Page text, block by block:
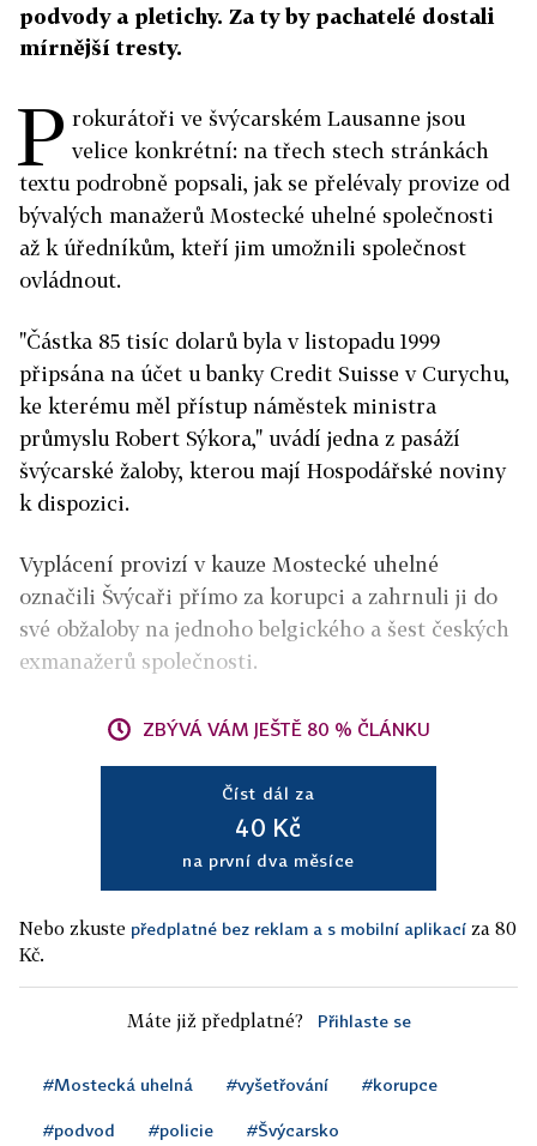
podvody a pletichy. Za ty by pachatelé dostali
mírnější tresty.
P rokurátoři ve švýcarském Lausanne jsou
velice konkrétní: na třech stech stránkách
textu podrobně popsali, jak se přelévaly provize od
bývalých manažerů Mostecké uhelné společnosti
až k úředníkům, kteří jim umožnili společnost
ovládnout.
"Částka 85 tisíc dolarů byla v listopadu 1999
připsána na účet u banky Credit Suisse v Curychu,
ke kterému měl přístup náměstek ministra
průmyslu Robert Sýkora," uvádí jedna z pasáží
švýcarské žaloby, kterou mají Hospodářské noviny
k dispozici.
Vyplácení provizí v kauze Mostecké uhelné
označili Švýcaři přímo za korupci a zahrnuli ji do
své obžaloby na jednoho belgického a šest českých
exmanažerů společnosti.
ZBÝVÁ VÁM JEŠTĚ 80 % ČLÁNKU
Číst dál za
40 Kč
na první dva měsíce
Nebo zkuste předplatné bez reklam a s mobilní aplikací za 80
Kč.
Máte již předplatné? Přihlaste se
#Mostecká uhelná #vyšetřování #korupce
#podvod #policie #Švýcarsko